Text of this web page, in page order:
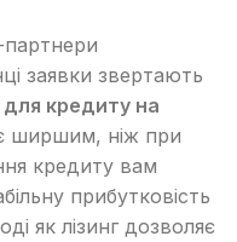
заявки звертають
для кредиту на
ширшим, ніж при
кредиту вам
прибутковість
як лізинг дозволяє